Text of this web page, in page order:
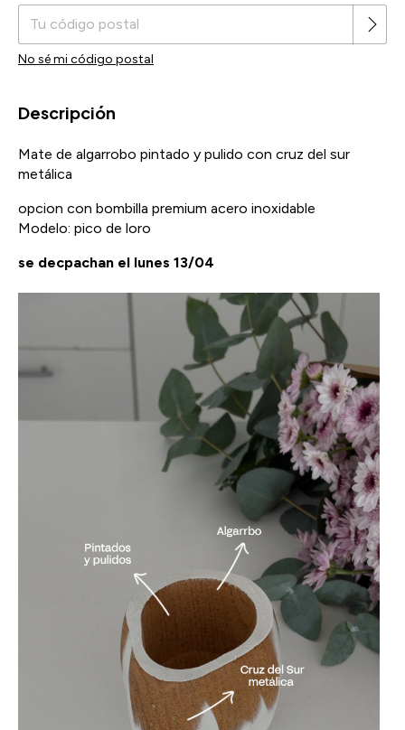
No sé mi código postal
Descripción
Mate de algarrobo pintado y pulido con cruz del sur
metálica
opcion con bombilla premium acero inoxidable
Modelo: pico de loro
se decpachan el lunes 13/04